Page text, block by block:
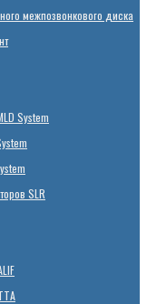
межпозвонкового диска
System
SLR